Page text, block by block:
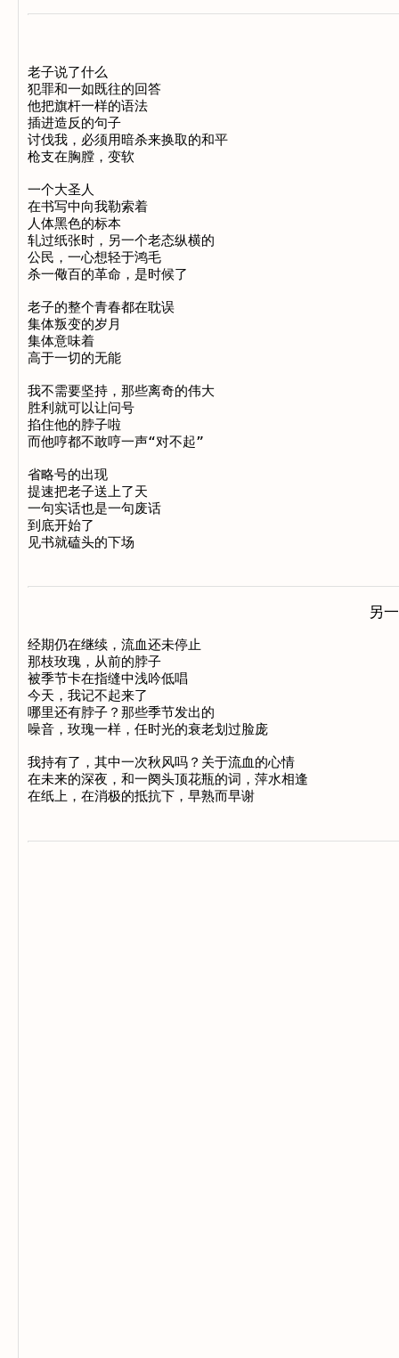
老子说了什么
犯罪和一如既往的回答
他把旗杆一样的语法
插进造反的句子
讨伐我，必须用暗杀来换取的和平
枪支在胸膛，变软
一个大圣人
在书写中向我勒索着
人体黑色的标本
轧过纸张时，另一个老态纵横的
公民，一心想轻于鸿毛
杀一儆百的革命，是时候了
老子的整个青春都在耽误
集体叛变的岁月
集体意味着
高于一切的无能
我不需要坚持，那些离奇的伟大
胜利就可以让问号
掐住他的脖子啦
而他哼都不敢哼一声“对不起”
省略号的出现
提速把老子送上了天
一句实话也是一句废话
到底开始了
另
经期仍在继续，流血还未停止
那枝玫瑰，从前的脖子
被季节卡在指缝中浅吟低唱
今天，我记不起来了
哪里还有脖子？那些季节发出的
噪音，玫瑰一样，任时光的衰老划过脸庞
我持有了，其中一次秋风吗？关于流血的心情
在未来的深夜，和一阕头顶花瓶的词，萍水相逢